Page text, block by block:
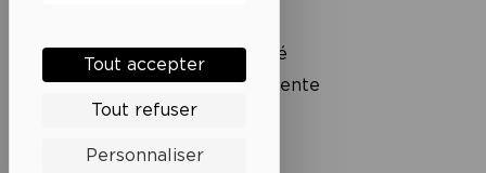
Tout accepter
Tout refuser
Personnaliser
Politique de confidentialité
Conditions générales de vente
Cookies